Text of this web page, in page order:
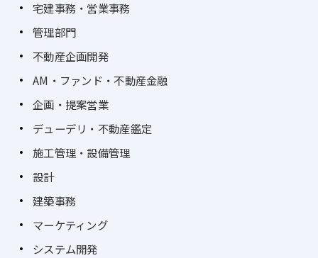
宅建事務・営業事務
管理部門
不動産企画開発
AM・ファンド・不動産金融
企画・提案営業
デューデリ・不動産鑑定
施工管理・設備管理
設計
建築事務
マーケティング
システム開発